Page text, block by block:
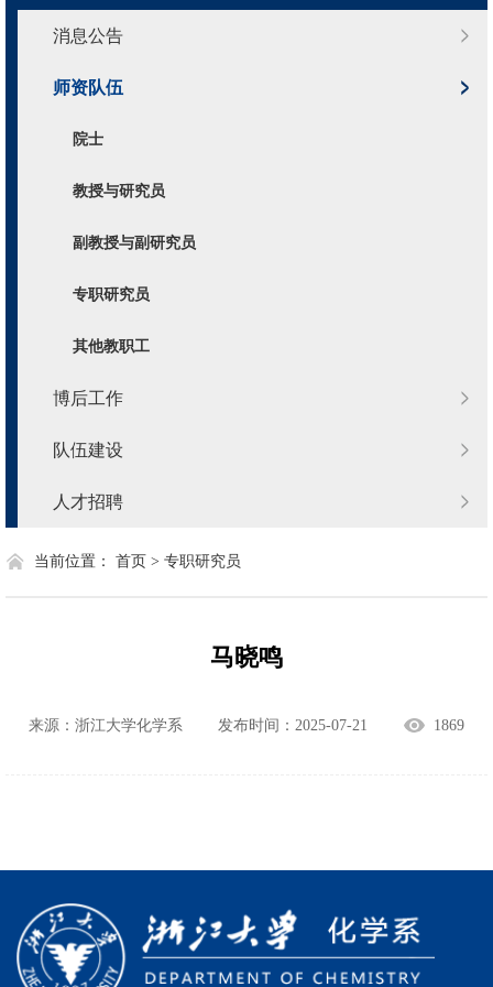
消息公告
师资队伍
院士
教授与研究员
副教授与副研究员
专职研究员
其他教职工
博后工作
队伍建设
人才招聘
当前位置： 首页 > 专职研究员
马晓鸣
来源：浙江大学化学系 发布时间：2025-07-21 1869